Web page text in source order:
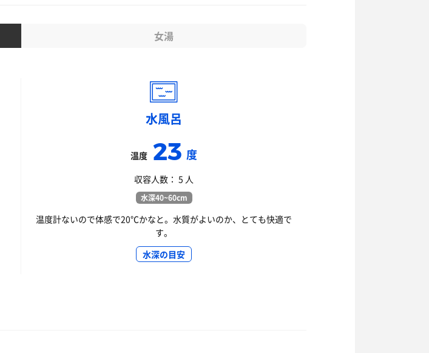
女湯
水風呂
温度 23度
収容人数： 5 人
水深40~60cm
温度計ないので体感で20℃かなと。水質がよいのか、とても快適で
す。
水深の目安